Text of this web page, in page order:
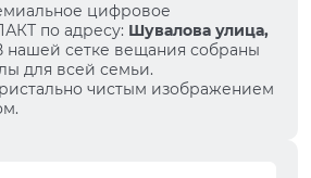
цифровое
по адресу: Шувалова улица,
нашей сетке вещания собраны
для всей семьи.
чистым изображением